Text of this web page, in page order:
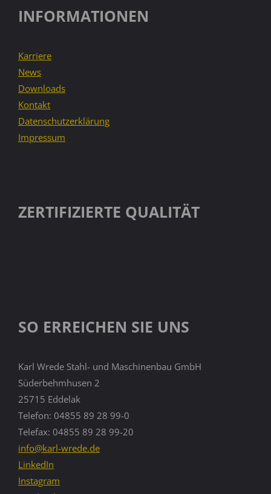
INFORMATIONEN
Karriere
News
Downloads
Kontakt
Datenschutzerklärung
Impressum
ZERTIFIZIERTE QUALITÄT
SO ERREICHEN SIE UNS
Karl Wrede Stahl- und Maschinenbau GmbH
Süderbehmhusen 2
25715 Eddelak
Telefon: 04855 89 28 99-0
Telefax: 04855 89 28 99-20
info@karl-wrede.de
LinkedIn
Instagram